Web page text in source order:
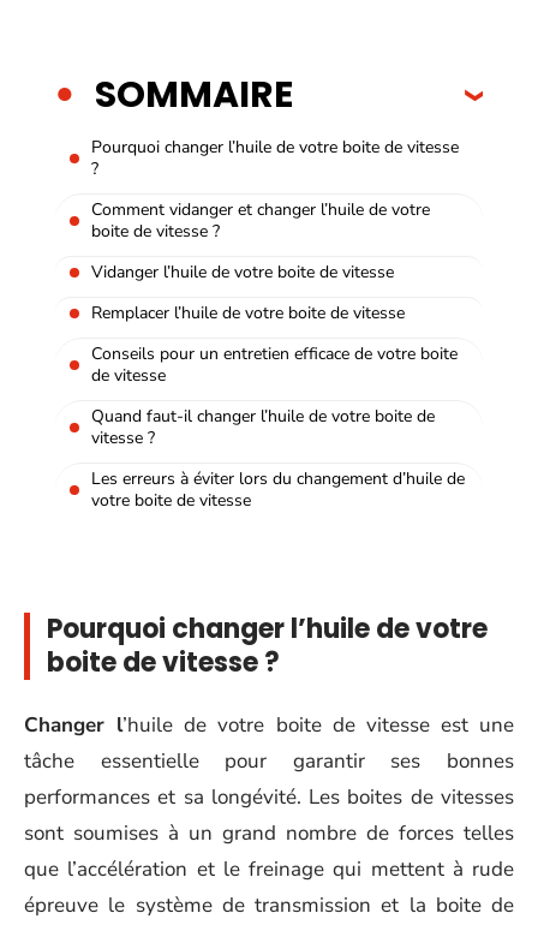
SOMMAIRE
Pourquoi changer l’huile de votre boite de vitesse
?
Comment vidanger et changer l’huile de votre
boite de vitesse ?
Vidanger l’huile de votre boite de vitesse
Remplacer l’huile de votre boite de vitesse
Conseils pour un entretien efficace de votre boite
de vitesse
Quand faut-il changer l’huile de votre boite de
vitesse ?
Les erreurs à éviter lors du changement d’huile de
votre boite de vitesse
Pourquoi changer l’huile de votre
boite de vitesse ?
Changer l’huile de votre boite de vitesse est une
tâche essentielle pour garantir ses bonnes
performances et sa longévité. Les boites de vitesses
sont soumises à un grand nombre de forces telles
que l’accélération et le freinage qui mettent à rude
épreuve le système de transmission et la boite de